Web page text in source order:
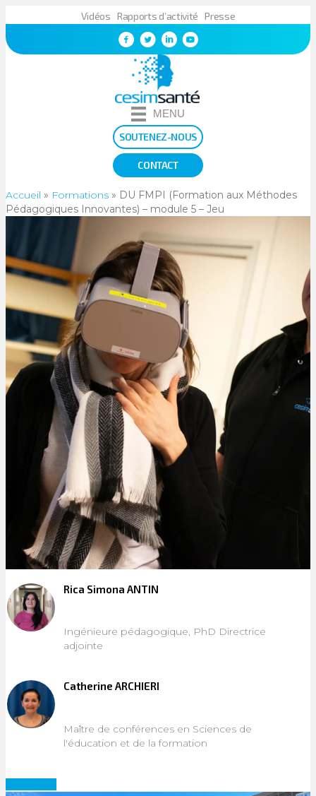
Vidéos Rapports d’activité Presse
MENU
SOUTENEZ-NOUS
CONTACT
Accueil » Formations » DU FMPI (Formation aux Méthodes
Pédagogiques Innovantes) – module 5 – Jeu
Rica Simona ANTIN
Ingénieure pédagogique, PhD Directrice
adjointe
Catherine ARCHIERI
Maître de conférences en Sciences de
l'éducation et de la formation